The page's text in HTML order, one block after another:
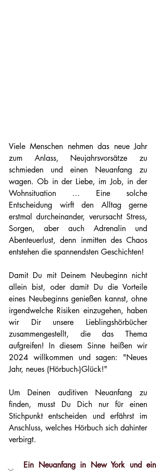
Viele Menschen nehmen das neue Jahr
zum Anlass, Neujahrsvorsätze zu
schmieden und einen Neuanfang zu
wagen. Ob in der Liebe, im Job, in der
Wohnsituation … Eine solche
Entscheidung wirft den Alltag gerne
erstmal durcheinander, verursacht Stress,
Sorgen, aber auch Adrenalin und
Abenteuerlust, denn inmitten des Chaos
entstehen die spannendsten Geschichten!
Damit Du mit Deinem Neubeginn nicht
allein bist, oder damit Du die Vorteile
eines Neubeginns genießen kannst, ohne
irgendwelche Risiken einzugehen, haben
wir Dir unsere Lieblingshörbücher
zusammengestellt, die das Thema
aufgreifen! In diesem Sinne heißen wir
2024 willkommen und sagen: "Neues
Jahr, neues (Hörbuch-)Glück!"
Um Deinen auditiven Neuanfang zu
finden, musst Du Dich nur für einen
Stichpunkt entscheiden und erfährst im
Anschluss, welches Hörbuch sich dahinter
verbirgt.
Ein Neuanfang in New York und ein